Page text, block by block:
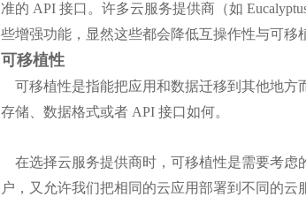
准的 API 接口。许多云服务提供商（如
些增强功能，显然这些都会降低互操作性与可移
可移植性
可移植性是指能把应用和数据迁移到其他地方
存储、数据格式或者 API 接口如何。
在选择云服务提供商时，可移植性是需要考虑
户，又允许我们把相同的云应用部署到不同的